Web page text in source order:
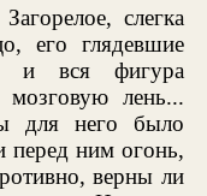
слегка
его глядевшие
и вся фигура
лень...
для него было
перед ним огонь,
верны ли